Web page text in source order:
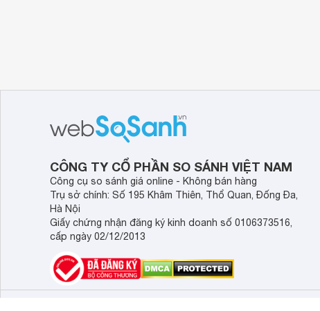
CÔNG TY CỔ PHẦN SO SÁNH VIỆT NAM
Công cụ so sánh giá online - Không bán hàng
Trụ sở chính: Số 195 Khâm Thiên, Thổ Quan, Đống Đa,
Hà Nội
Giấy chứng nhận đăng ký kinh doanh số 0106373516,
cấp ngày 02/12/2013